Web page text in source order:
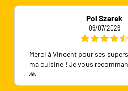
Pol Szarek
06/07/2026
Merci à Vincent pour ses
ma cuisine ! Je vous
🙏